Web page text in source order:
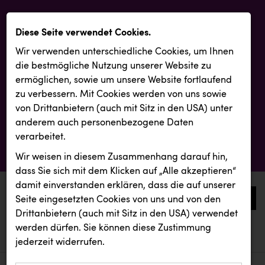
0
aktuelle aussendungen
aktuelle aussendungen
Diese Seite verwendet Cookies.
Wir verwenden unterschiedliche Cookies, um Ihnen
die best­mögliche Nutzung unserer Website zu
ermöglichen, sowie um unsere Website fortlaufend
zu verbessern. Mit Cookies werden von uns sowie
von Drittanbietern (auch mit Sitz in den USA) unter
anderem auch personenbezogene Daten
verarbeitet.
Wir weisen in diesem Zusammenhang darauf hin,
dass Sie sich mit dem Klicken auf „Alle akzeptieren“
damit ein­ver­standen erklären, dass die auf unserer
Seite eingesetzten Cookies von uns und von den
Drittanbietern (auch mit Sitz in den USA) verwendet
werden dürfen. Sie können diese Zustimmung
jederzeit widerrufen.